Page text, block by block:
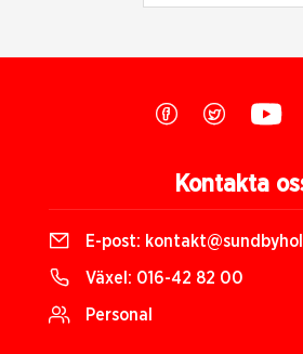
Kontakta
E-post:
Växel: 016-42 82 00
Personal